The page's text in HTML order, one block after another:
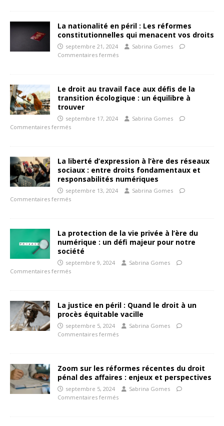
La nationalité en péril : Les réformes
constitutionnelles qui menacent vos droits
septembre 21, 2024
Sabrina Gomes
Commentaires fermés
Le droit au travail face aux défis de la
transition écologique : un équilibre à
trouver
septembre 17, 2024
Sabrina Gomes
Commentaires fermés
La liberté d’expression à l’ère des réseaux
sociaux : entre droits fondamentaux et
responsabilités numériques
septembre 13, 2024
Sabrina Gomes
Commentaires fermés
La protection de la vie privée à l’ère du
numérique : un défi majeur pour notre
société
septembre 9, 2024
Sabrina Gomes
Commentaires fermés
La justice en péril : Quand le droit à un
procès équitable vacille
septembre 5, 2024
Sabrina Gomes
Commentaires fermés
Zoom sur les réformes récentes du droit
pénal des affaires : enjeux et perspectives
septembre 5, 2024
Sabrina Gomes
Commentaires fermés